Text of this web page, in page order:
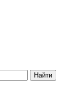
Найти